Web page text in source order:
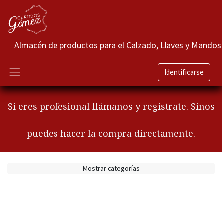
Almacén de productos para el Calzado, Llaves y Mandos
Identificarse
Si eres profesional llámanos y registrate. Sinos
puedes hacer la compra directamente.
Mostrar categorías